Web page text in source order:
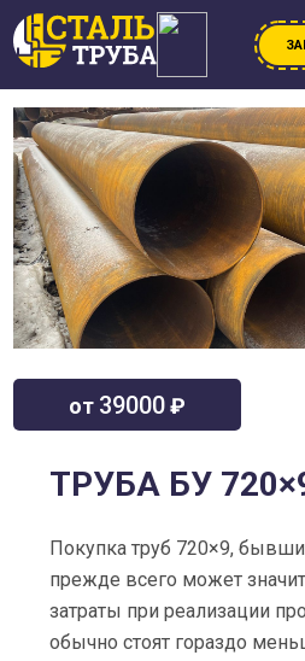
от 39000₽
ТРУБА БУ
Покупка труб 720×9,
прежде всего может
затраты при реализации
обычно стоят гораздо